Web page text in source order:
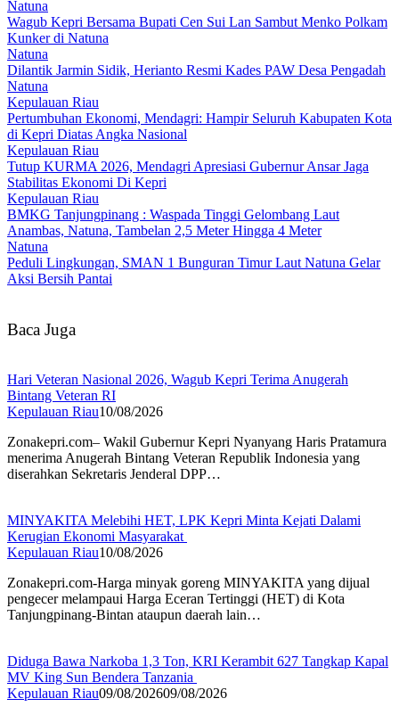
Natuna
Wagub Kepri Bersama Bupati Cen Sui Lan Sambut Menko Polkam
Kunker di Natuna
Natuna
Dilantik Jarmin Sidik, Herianto Resmi Kades PAW Desa Pengadah
Natuna
Kepulauan Riau
Pertumbuhan Ekonomi, Mendagri: Hampir Seluruh Kabupaten Kota
di Kepri Diatas Angka Nasional
Kepulauan Riau
Tutup KURMA 2026, Mendagri Apresiasi Gubernur Ansar Jaga
Stabilitas Ekonomi Di Kepri
Kepulauan Riau
BMKG Tanjungpinang : Waspada Tinggi Gelombang Laut
Anambas, Natuna, Tambelan 2,5 Meter Hingga 4 Meter
Natuna
Peduli Lingkungan, SMAN 1 Bunguran Timur Laut Natuna Gelar
Aksi Bersih Pantai
Baca Juga
Hari Veteran Nasional 2026, Wagub Kepri Terima Anugerah
Bintang Veteran RI
Kepulauan Riau10/08/2026
Zonakepri.com– Wakil Gubernur Kepri Nyanyang Haris Pratamura
menerima Anugerah Bintang Veteran Republik Indonesia yang
diserahkan Sekretaris Jenderal DPP…
MINYAKITA Melebihi HET, LPK Kepri Minta Kejati Dalami
Kerugian Ekonomi Masyarakat
Kepulauan Riau10/08/2026
Zonakepri.com-Harga minyak goreng MINYAKITA yang dijual
pengecer melampaui Harga Eceran Tertinggi (HET) di Kota
Tanjungpinang-Bintan ataupun daerah lain…
Diduga Bawa Narkoba 1,3 Ton, KRI Kerambit 627 Tangkap Kapal
MV King Sun Bendera Tanzania
Kepulauan Riau09/08/202609/08/2026